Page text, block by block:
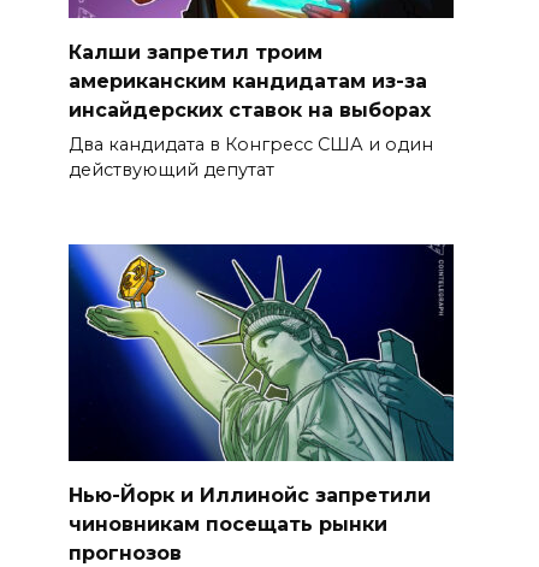
Калши запретил троим
американским кандидатам из-за
инсайдерских ставок на выборах
Два кандидата в Конгресс США и один
действующий депутат
Нью-Йорк и Иллинойс запретили
чиновникам посещать рынки
прогнозов